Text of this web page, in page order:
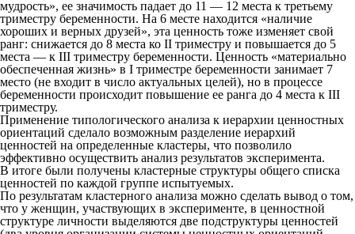
мудрость», ее значимость падает до 11 — 12 места к третьему
триместру беременности. На 6 месте находится «наличие
хороших и верных друзей», эта ценность тоже изменяет свой
ранг: снижается до 8 места ко II триместру и повышается до 5
места — к III триместру беременности. Ценность «материально
обеспеченная жизнь» в I триместре беременности занимает 7
место (не входит в число актуальных целей), но в процессе
беременности происходит повышение ее ранга до 4 места к III
триместру.
Применение типологического анализа к иерархии ценностных
ориентаций сделало возможным разделение иерархий
ценностей на определенные кластеры, что позволило
эффективно осуществить анализ результатов эксперимента.
В итоге были получены кластерные структуры общего списка
ценностей по каждой группе испытуемых.
По результатам кластерного анализа можно сделать вывод о том,
что у женщин, участвующих в эксперименте, в ценностной
структуре личности выделяются две подструктуры ценностей